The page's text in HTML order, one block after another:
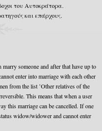
του Αυτοκράτορα.
και επάρχους.
someone and after that have up to
enter into marriage with each other
from the list ’Other relatives of the
This means that when a user
this marriage can be cancelled. If one
widow/widower and cannot enter